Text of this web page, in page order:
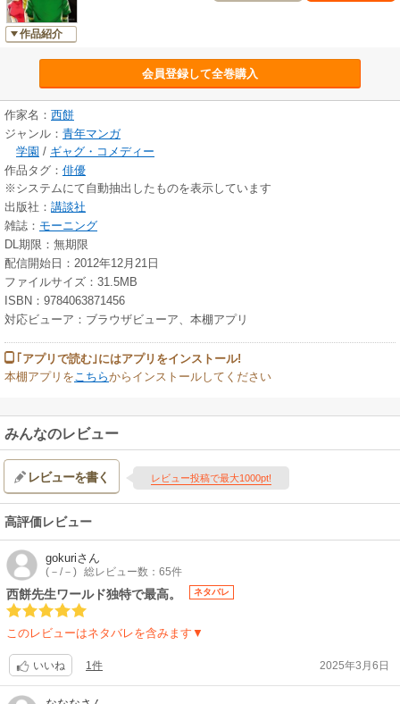
作品紹介
会員登録して全巻購入
作家名： 西餅
ジャンル： 青年マンガ
学園 / ギャグ・コメディー
作品タグ： 俳優
※システムにて自動抽出したものを表示しています
出版社： 講談社
雑誌： モーニング
DL期限：無期限
配信開始日：2012年12月21日
ファイルサイズ：31.5MB
ISBN：9784063871456
対応ビューア：ブラウザビューア、本棚アプリ
｢アプリで読む｣にはアプリをインストール!
本棚アプリを こちらからインストールしてください
みんなのレビュー
レビューを書く レビュー投稿で最大1000pt!
高評価レビュー
gokuriさん
(－/－) 総レビュー数：65件
西餅先生ワールド独特で最高。 ネタバレ
このレビューはネタバレを含みます▼
いいね 1件 2025年3月6日